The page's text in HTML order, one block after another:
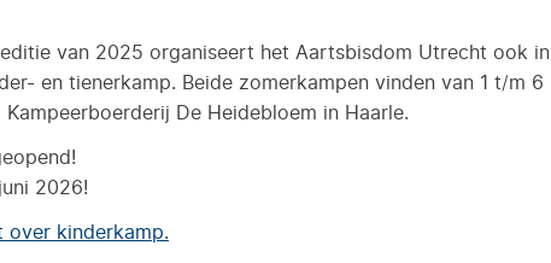
van 2025 organiseert het Aartsbisdom Utrecht ook in
en tienerkamp. Beide zomerkampen vinden van 1 t/m 6
De Heidebloem in Haarle.
2026!
over kinderkamp.